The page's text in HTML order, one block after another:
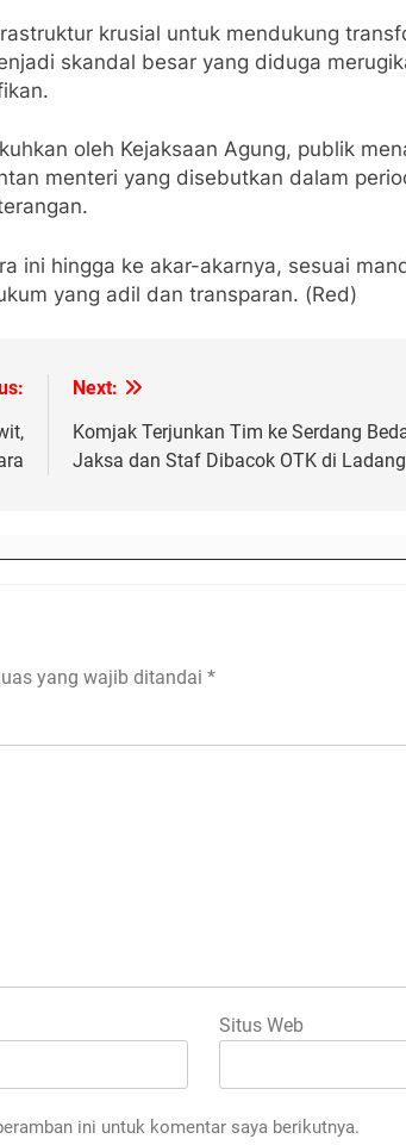
krusial untuk mendukung
skandal besar yang diduga
oleh Kejaksaan Agung, publik
menteri yang disebutkan dalam
ini hingga ke akar-akarnya, sesuai
yang adil dan transparan. (Red)
Next:
Komjak Terjunkan Tim ke Serdang
Jaksa dan Staf Dibacok OTK di
yang wajib ditandai *
Situs Web
ini untuk komentar saya berikutnya.